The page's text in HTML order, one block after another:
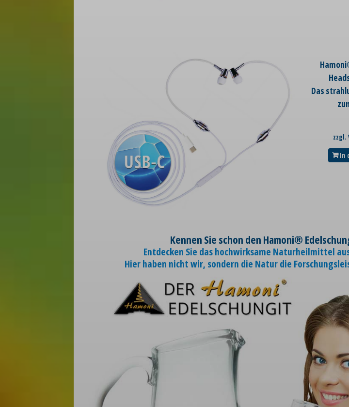
Das
zzgl.
In
Kennen Sie schon den Hamoni®
Entdecken Sie das hochwirksame Naturheilmittel
Hier haben nicht wir, sondern die Natur die